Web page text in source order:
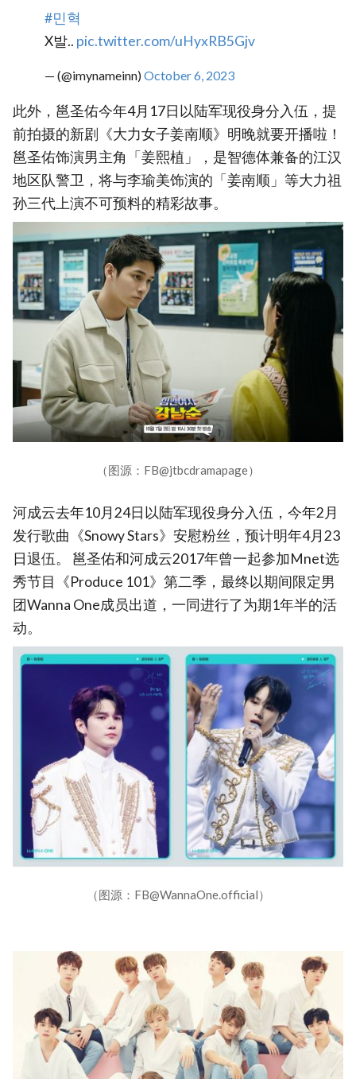
#민혁
X발.. pic.twitter.com/uHyxRB5Gjv
— (@imynameinn)October 6, 2023
此外，邕圣佑今年4月17日以陆军现役身分入伍，提
前拍摄的新剧《大力女子姜南顺》明晚就要开播啦！
邕圣佑饰演男主角「姜熙植」，是智德体兼备的江汉
地区队警卫，将与李瑜美饰演的「姜南顺」等大力祖
孙三代上演不可预料的精彩故事。
（图源：FB@jtbcdramapage）
河成云去年10月24日以陆军现役身分入伍，今年2月
发行歌曲《Snowy Stars》安慰粉丝，预计明年4月23
日退伍。 邕圣佑和河成云2017年曾一起参加Mnet选
秀节目《Produce 101》第二季，最终以期间限定男
团Wanna One成员出道，一同进行了为期1年半的活
动。
（图源：FB@WannaOne.official）